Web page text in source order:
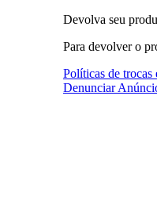
Devolva seu
Para devolver o
Políticas de trocas
Denunciar